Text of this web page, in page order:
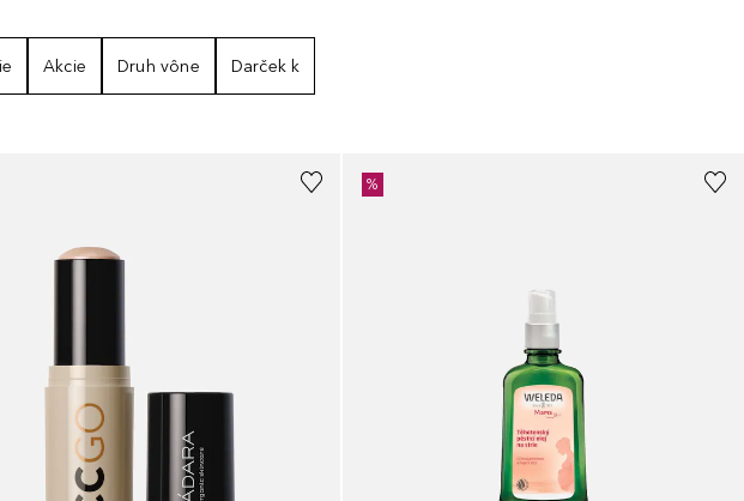
Akcie Druh vône Darček k
%